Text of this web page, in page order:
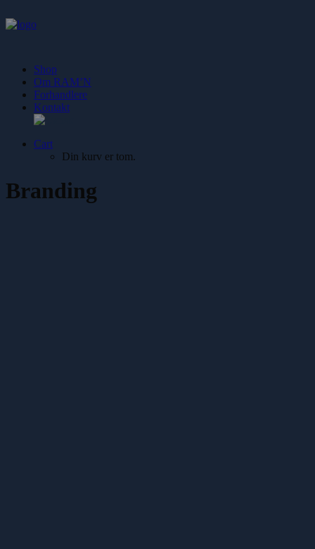
Shop
Om RAM’N
Forhandlere
Kontakt
Cart
Din kurv er tom.
Branding